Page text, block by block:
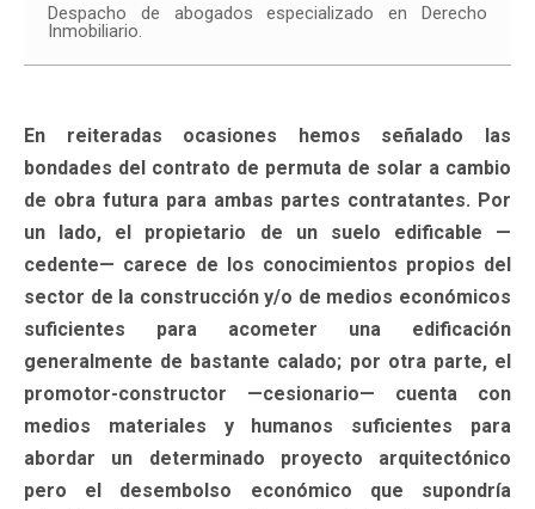
Despacho de abogados especializado en Derecho
Inmobiliario.
En reiteradas ocasiones hemos señalado las
bondades del contrato de permuta de solar a cambio
de obra futura para ambas partes contratantes. Por
un lado, el propietario de un suelo edificable —
cedente— carece de los conocimientos propios del
sector de la construcción y/o de medios económicos
suficientes para acometer una edificación
generalmente de bastante calado; por otra parte, el
promotor-constructor —cesionario— cuenta con
medios materiales y humanos suficientes para
abordar un determinado proyecto arquitectónico
pero el desembolso económico que supondría